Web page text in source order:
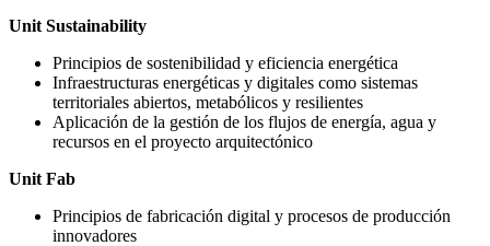
Unit Sustainability
Principios de sostenibilidad y eficiencia energética
Infraestructuras energéticas y digitales como sistemas
territoriales abiertos, metabólicos y resilientes
Aplicación de la gestión de los flujos de energía, agua y
recursos en el proyecto arquitectónico
Unit Fab
Principios de fabricación digital y procesos de producción
innovadores